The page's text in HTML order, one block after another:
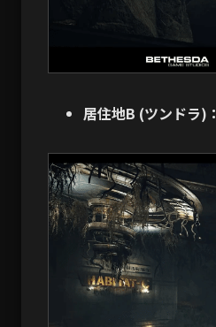
居住地B (ツンドラ)：